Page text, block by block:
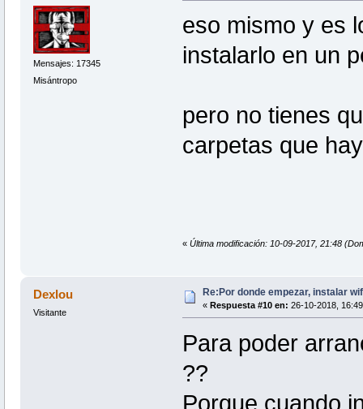
Mensajes: 17345
Misántropo
eso mismo y es
instalarlo en un
pero no tienes
carpetas que
« Última modificación: 10-09-2017, 21:48
Dexlou
Visitante
Re:Por donde empezar, instalar
« Respuesta #10 en: 26-10-2018,
Para poder
??
Porque cuando